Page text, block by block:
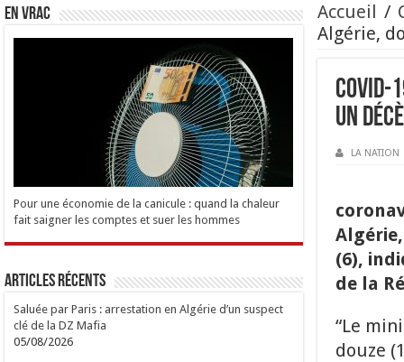
Accueil /
Algérie,
Covid-
un
LA NATION
(6),
de la
“Le
douze
EN VRAC
Pour une économie de la canicule : quand la chaleur
fait saigner les comptes et suer les hommes
Articles Récents
Saluée par Paris : arrestation en Algérie d’un suspect
clé de la DZ Mafia
05/08/2026